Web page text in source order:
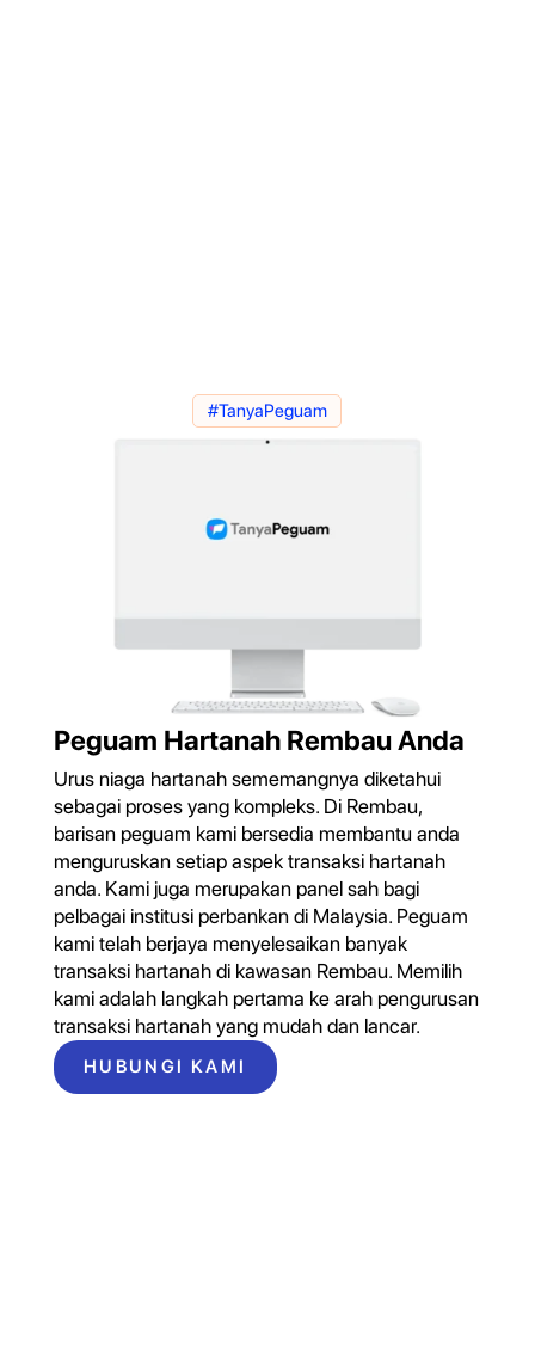
#TanyaPeguam
Peguam Hartanah Rembau Anda
Urus niaga hartanah sememangnya diketahui
sebagai proses yang kompleks. Di Rembau,
barisan peguam kami bersedia membantu anda
menguruskan setiap aspek transaksi hartanah
anda. Kami juga merupakan panel sah bagi
pelbagai institusi perbankan di Malaysia. Peguam
kami telah berjaya menyelesaikan banyak
transaksi hartanah di kawasan Rembau. Memilih
kami adalah langkah pertama ke arah pengurusan
transaksi hartanah yang mudah dan lancar.
HUBUNGI KAMI